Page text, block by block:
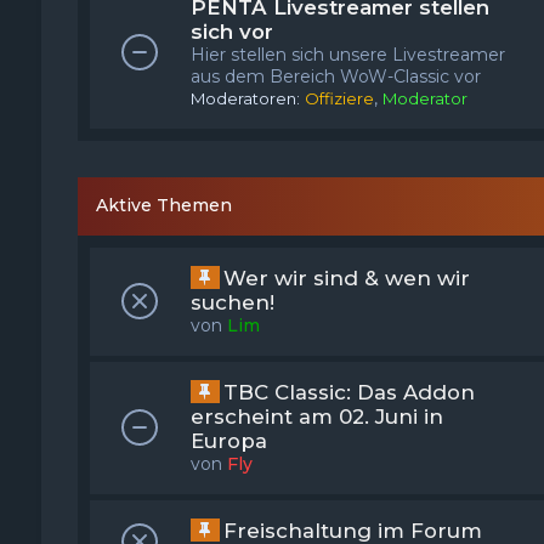
PENTA Livestreamer stellen
sich vor
Hier stellen sich unsere Livestreamer
aus dem Bereich WoW-Classic vor
Moderatoren: Offiziere, Moderator
Aktive Themen
Wer wir sind & wen wir
suchen!
von Lim
TBC Classic: Das Addon
erscheint am 02. Juni in
Europa
von Fly
Freischaltung im Forum